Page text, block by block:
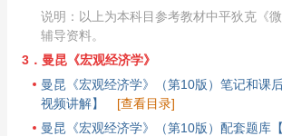
说明：以上为本科目参考教材中平狄克《
辅导资料。
3．曼昆《宏观经济学》
曼昆《宏观经济学》（第10版）笔记和课
视频讲解】
[查看目录]
曼昆《宏观经济学》（第10版）配套题库